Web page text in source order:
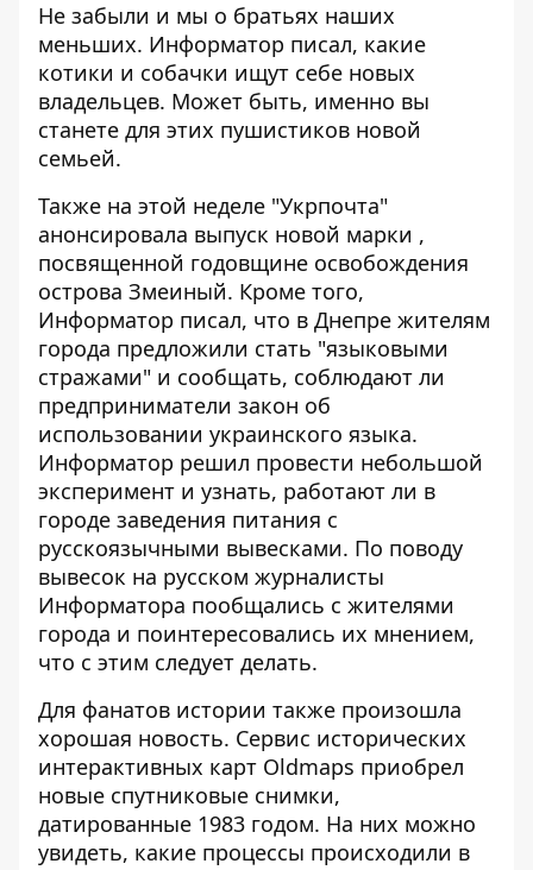
Не забыли и мы о братьях наших
меньших. Информатор писал, какие
котики и собачки ищут себе новых
владельцев. Может быть, именно вы
станете для этих пушистиков новой
семьей.
Также на этой неделе "Укрпочта"
анонсировала выпуск новой марки ,
посвященной годовщине освобождения
острова Змеиный. Кроме того,
Информатор писал, что в Днепре жителям
города предложили стать "языковыми
стражами" и сообщать, соблюдают ли
предприниматели закон об
использовании украинского языка.
Информатор решил провести небольшой
эксперимент и узнать, работают ли в
городе заведения питания с
русскоязычными вывесками. По поводу
вывесок на русском журналисты
Информатора пообщались с жителями
города и поинтересовались их мнением,
что с этим следует делать.
Для фанатов истории также произошла
хорошая новость. Сервис исторических
интерактивных карт Oldmaps приобрел
новые спутниковые снимки,
датированные 1983 годом. На них можно
увидеть, какие процессы происходили в